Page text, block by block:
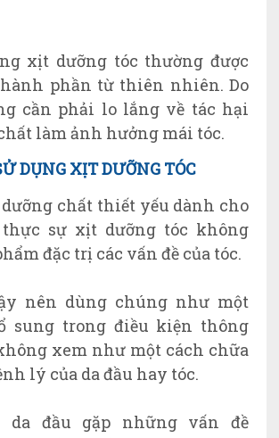
xịt dưỡng tóc thường được
phần từ thiên nhiên. Do
cần phải lo lắng về tác hại
làm ảnh hưởng mái tóc.
DỤNG XỊT DƯỠNG TÓC
chất thiết yếu dành cho
sự xịt dưỡng tóc không
đặc trị các vấn đề của tóc.
nên dùng chúng như một
sung trong điều kiện thông
xem như một cách chữa
lý của da đầu hay tóc.
da đầu gặp những vấn đề